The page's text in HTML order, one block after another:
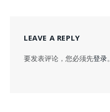
LEAVE A REPLY
要发表评论，您必须先登录。